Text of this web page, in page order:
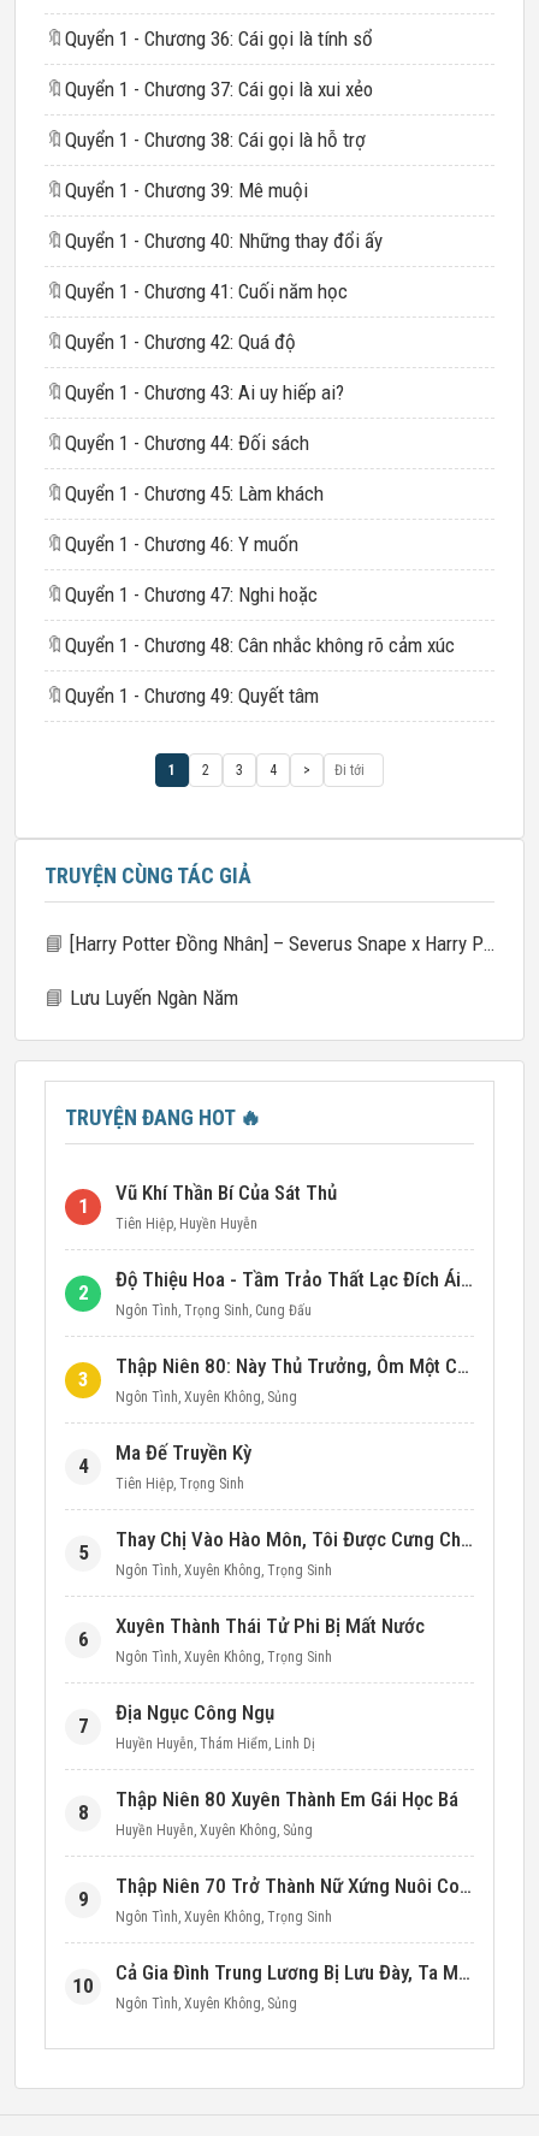
🔖 Quyển 1 - Chương 36: Cái gọi là tính sổ
🔖 Quyển 1 - Chương 37: Cái gọi là xui xẻo
🔖 Quyển 1 - Chương 38: Cái gọi là hỗ trợ
🔖 Quyển 1 - Chương 39: Mê muội
🔖 Quyển 1 - Chương 40: Những thay đổi ấy
🔖 Quyển 1 - Chương 41: Cuối năm học
🔖 Quyển 1 - Chương 42: Quá độ
🔖 Quyển 1 - Chương 43: Ai uy hiếp ai?
🔖 Quyển 1 - Chương 44: Đối sách
🔖 Quyển 1 - Chương 45: Làm khách
🔖 Quyển 1 - Chương 46: Y muốn
🔖 Quyển 1 - Chương 47: Nghi hoặc
🔖 Quyển 1 - Chương 48: Cân nhắc không rõ cảm xúc
🔖 Quyển 1 - Chương 49: Quyết tâm
1 2 3 4 >
TRUYỆN CÙNG TÁC GIẢ
📘 [Harry Potter Đồng Nhân] – Severus Snape x Harry Potter – Tích Thì
📘 Lưu Luyến Ngàn Năm
TRUYỆN ĐANG HOT 🔥
1
Vũ Khí Thần Bí Của Sát Thủ
Tiên Hiệp, Huyền Huyễn
2
Độ Thiệu Hoa - Tầm Trảo Thất Lạc Đích Ái Tình
Ngôn Tình, Trọng Sinh, Cung Đấu
3
Thập Niên 80: Này Thủ Trưởng, Ôm Một Cái Đi!
Ngôn Tình, Xuyên Không, Sủng
4
Ma Đế Truyền Kỳ
Tiên Hiệp, Trọng Sinh
5
Thay Chị Vào Hào Môn, Tôi Được Cưng Chiều Hết Mực (Thập Niên 90)
Ngôn Tình, Xuyên Không, Trọng Sinh
6
Xuyên Thành Thái Tử Phi Bị Mất Nước
Ngôn Tình, Xuyên Không, Trọng Sinh
7
Địa Ngục Công Ngụ
Huyền Huyễn, Thám Hiểm, Linh Dị
8
Thập Niên 80 Xuyên Thành Em Gái Học Bá
Huyền Huyễn, Xuyên Không, Sủng
9
Thập Niên 70 Trở Thành Nữ Xứng Nuôi Con Làm Giàu
Ngôn Tình, Xuyên Không, Trọng Sinh
10
Cả Gia Đình Trung Lương Bị Lưu Đày, Ta Mang Không Gian Cứu Cả Nhà
Ngôn Tình, Xuyên Không, Sủng